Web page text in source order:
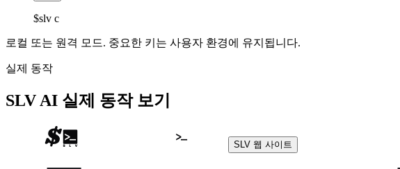
$slv c
로컬 또는 원격 모드. 중요한 키는 사용자 환경에 유지됩니다.
실제 동작
SLV AI 실제 동작 보기
SLV 웹 사이트